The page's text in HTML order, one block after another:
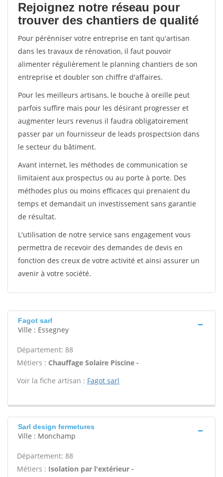
Rejoignez notre réseau pour
trouver des chantiers de qualité
Pour pérénniser votre entreprise en tant qu'artisan
dans les travaux de rénovation, il faut pouvoir
alimenter régulièrement le planning chantiers de son
entreprise et doubler son chiffre d'affaires.
Pour les meilleurs artisans, le bouche à oreille peut
parfois suffire mais pour les désirant progresser et
augmenter leurs revenus il faudra obligatoirement
passer par un fournisseur de leads prospectsion dans
le secteur du bâtiment.
Avant internet, les méthodes de communication se
limitaient aux prospectus ou au porte à porte. Des
méthodes plus ou moins efficaces qui prenaient du
temps et demandait un investissement sans garantie
de résultat.
L'utilisation de notre service sans engagement vous
permettra de recevoir des demandes de devis en
fonction des creux de votre activité et ainsi assurer un
avenir à votre société.
Fagot sarl
Ville : Essegney
Département: 88
Métiers : Chauffage Solaire Piscine -
Voir la fiche artisan : Fagot sarl
Sarl design fermetures
Ville : Monchamp
Département: 88
Métiers : Isolation par l'extérieur -